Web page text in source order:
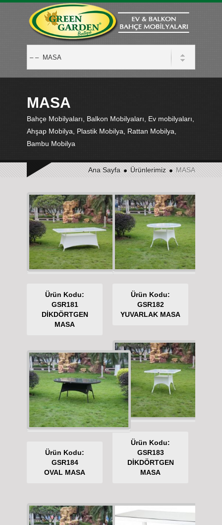
MASA
Bahçe Mobilyaları, Balkon Mobilyaları, Ev mobilyaları,
Ahşap Mobilya, Plastik Mobilya, Rattan Mobilya,
Bambu Mobilya
Ana Sayfa Ürünlerimiz MASA
Ürün Kodu:
GSR181
DİKDÖRTGEN
MASA
Ürün Kodu:
GSR182
YUVARLAK MASA
Ürün Kodu:
GSR183
DİKDÖRTGEN
MASA
Ürün Kodu:
GSR184
OVAL MASA